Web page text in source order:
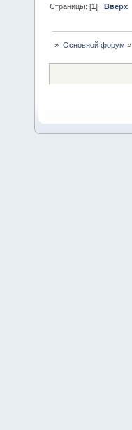
Страницы: [1] Вверх
» Основной форум »